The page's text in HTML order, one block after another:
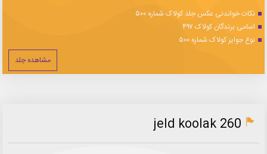
نکات خواندنی عکس جلد کولاک شماره ۵۰۰
اسامی برندگان کولاک ۴۹۷
نوع جوایز کولاک شماره ۵۰۰
مشاهده جلد
jeld koolak 260